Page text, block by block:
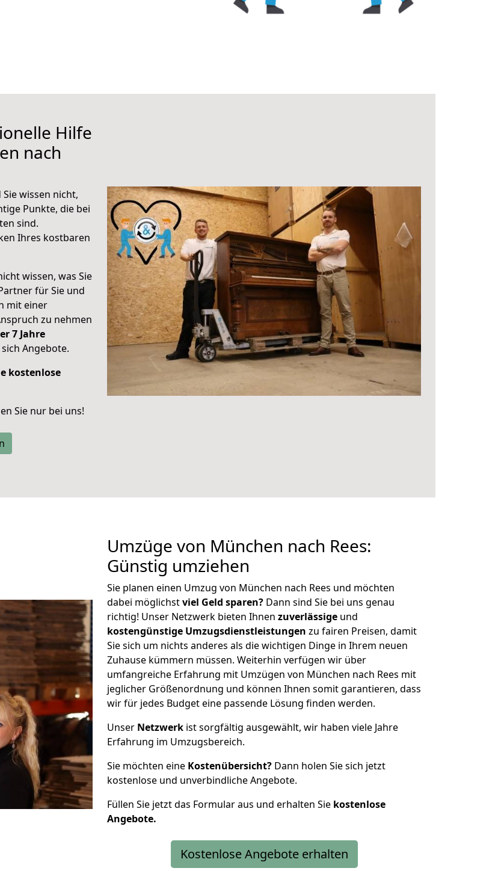
Hilfe
nach
wissen nicht,
Punkte, die bei
sind.
Ihres kostbaren
wissen, was Sie
für Sie und
mit einer
zu nehmen
7 Jahre
Angebote.
kostenlose
Sie nur bei uns!
Umzüge von München nach Rees:
Günstig umziehen
Sie planen einen Umzug von München nach Rees und möchten
dabei möglichstviel Geld sparen? Dann sind Sie bei uns genau
richtig! Unser Netzwerk bieten Ihnen zuverlässige und
kostengünstige Umzugsdienstleistungen zu fairen Preisen, damit
Sie sich um nichts anderes als die wichtigen Dinge in Ihrem neuen
Zuhause kümmern müssen. Weiterhin verfügen wir über
umfangreiche Erfahrung mit Umzügen von München nach Rees mit
jeglicher Größenordnung und können Ihnen somit garantieren, dass
wir für jedes Budget eine passende Lösung finden werden.
Unser Netzwerk ist sorgfältig ausgewählt, wir haben viele Jahre
Erfahrung im Umzugsbereich.
Sie möchten eine Kostenübersicht? Dann holen Sie sich jetzt
kostenlose und unverbindliche Angebote.
Füllen Sie jetzt das Formular aus und erhalten Sie kostenlose
Angebote.
Kostenlose Angebote erhalten